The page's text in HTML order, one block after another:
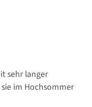
sehr langer
im Hochsommer